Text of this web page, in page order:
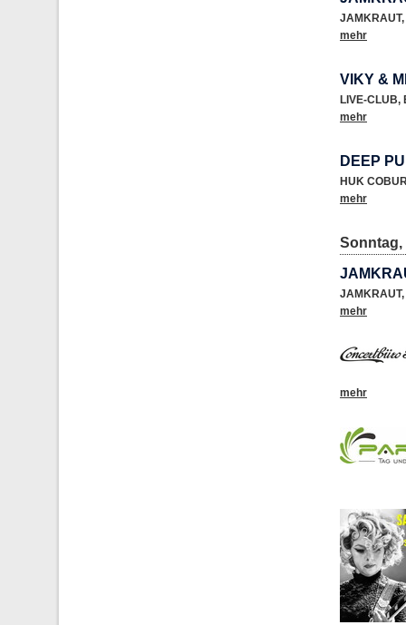
JAMKRAUT,
mehr
VIKY &
LIVE-CLUB,
mehr
DEEP
HUK
mehr
Sonntag,
JAMKRAUT,
mehr
mehr